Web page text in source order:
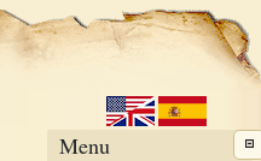
Menu